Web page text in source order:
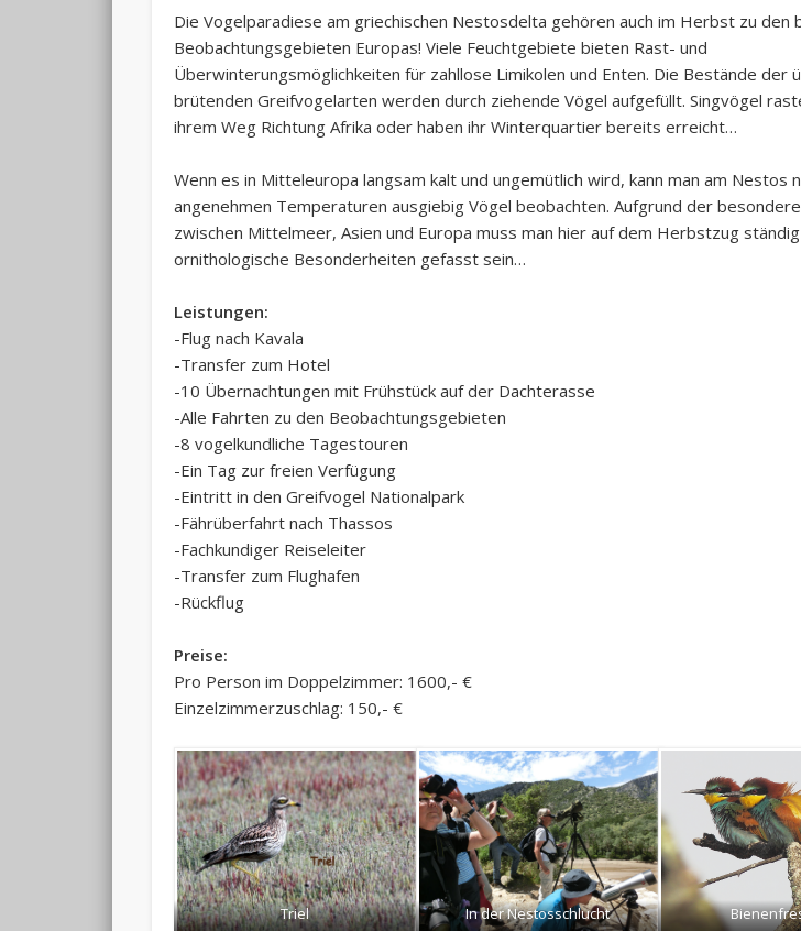
Die Vogelparadiese am griechischen Nestosdelta gehören auch im Herbst zu den
Beobachtungsgebieten Europas! Viele Feuchtgebiete bieten Rast- und
Überwinterungsmöglichkeiten für zahllose Limikolen und Enten. Die Bestände der
brütenden Greifvogelarten werden durch ziehende Vögel aufgefüllt. Singvögel
ihrem Weg Richtung Afrika oder haben ihr Winterquartier bereits erreicht…
Wenn es in Mitteleuropa langsam kalt und ungemütlich wird, kann man am Nestos
angenehmen Temperaturen ausgiebig Vögel beobachten. Aufgrund der
zwischen Mittelmeer, Asien und Europa muss man hier auf dem Herbstzug
ornithologische Besonderheiten gefasst sein…
Leistungen:
-Flug nach Kavala
-Transfer zum Hotel
-10 Übernachtungen mit Frühstück auf der Dachterasse
-Alle Fahrten zu den Beobachtungsgebieten
-8 vogelkundliche Tagestouren
-Ein Tag zur freien Verfügung
-Eintritt in den Greifvogel Nationalpark
-Fährüberfahrt nach Thassos
-Fachkundiger Reiseleiter
-Transfer zum Flughafen
-Rückflug
Preise:
Pro Person im Doppelzimmer: 1600,- €
Einzelzimmerzuschlag: 150,- €
Triel In der Nestosschlucht